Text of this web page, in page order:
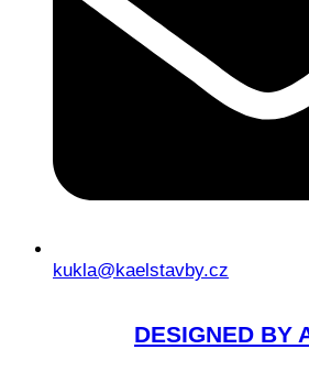
kukla@kaelstavby.cz
DESIGNED BY